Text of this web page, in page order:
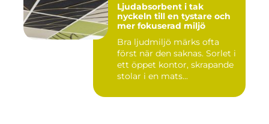
Ljudabsorbent i tak
nyckeln till en tystare och
mer fokuserad miljö
Bra ljudmiljö märks ofta
först när den saknas. Sorlet i
ett öppet kontor, skrapande
stolar i en mats...